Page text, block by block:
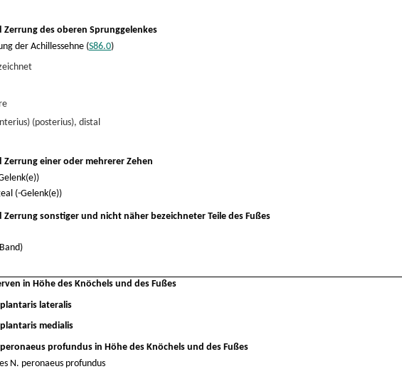
Zerrung des oberen Sprunggelenkes
der Achillessehne (S86.0)
(posterius), distal
Zerrung einer oder mehrerer Zehen
(-Gelenk(e))
Zerrung sonstiger und nicht näher bezeichneter Teile des Fußes
in Höhe des Knöchels und des Fußes
lateralis
medialis
profundus in Höhe des Knöchels und des Fußes
N. peronaeus profundus